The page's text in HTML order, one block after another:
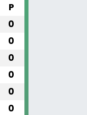
P
0
0
0
0
0
0